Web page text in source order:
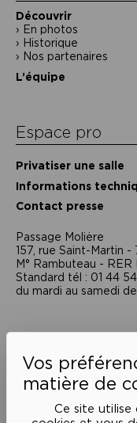
Ce site utilise
Découvrir
En photos
Historique
Nos partenaires
L’équipe
Espace pro
Privatiser une salle
Informations
Contact presse
Passage Moliėre
157, rue Saint-Martin -
M° Rambuteau - RER
Standard tél : 01 44
du mardi au samedi de
Mentions légales
Politique de
Conditions générales